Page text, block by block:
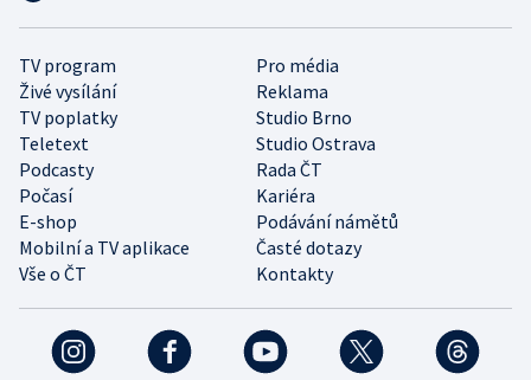
TV program
Pro média
Živé vysílání
Reklama
TV poplatky
Studio Brno
Teletext
Studio Ostrava
Podcasty
Rada ČT
Počasí
Kariéra
E-shop
Podávání námětů
Mobilní a TV aplikace
Časté dotazy
Vše o ČT
Kontakty